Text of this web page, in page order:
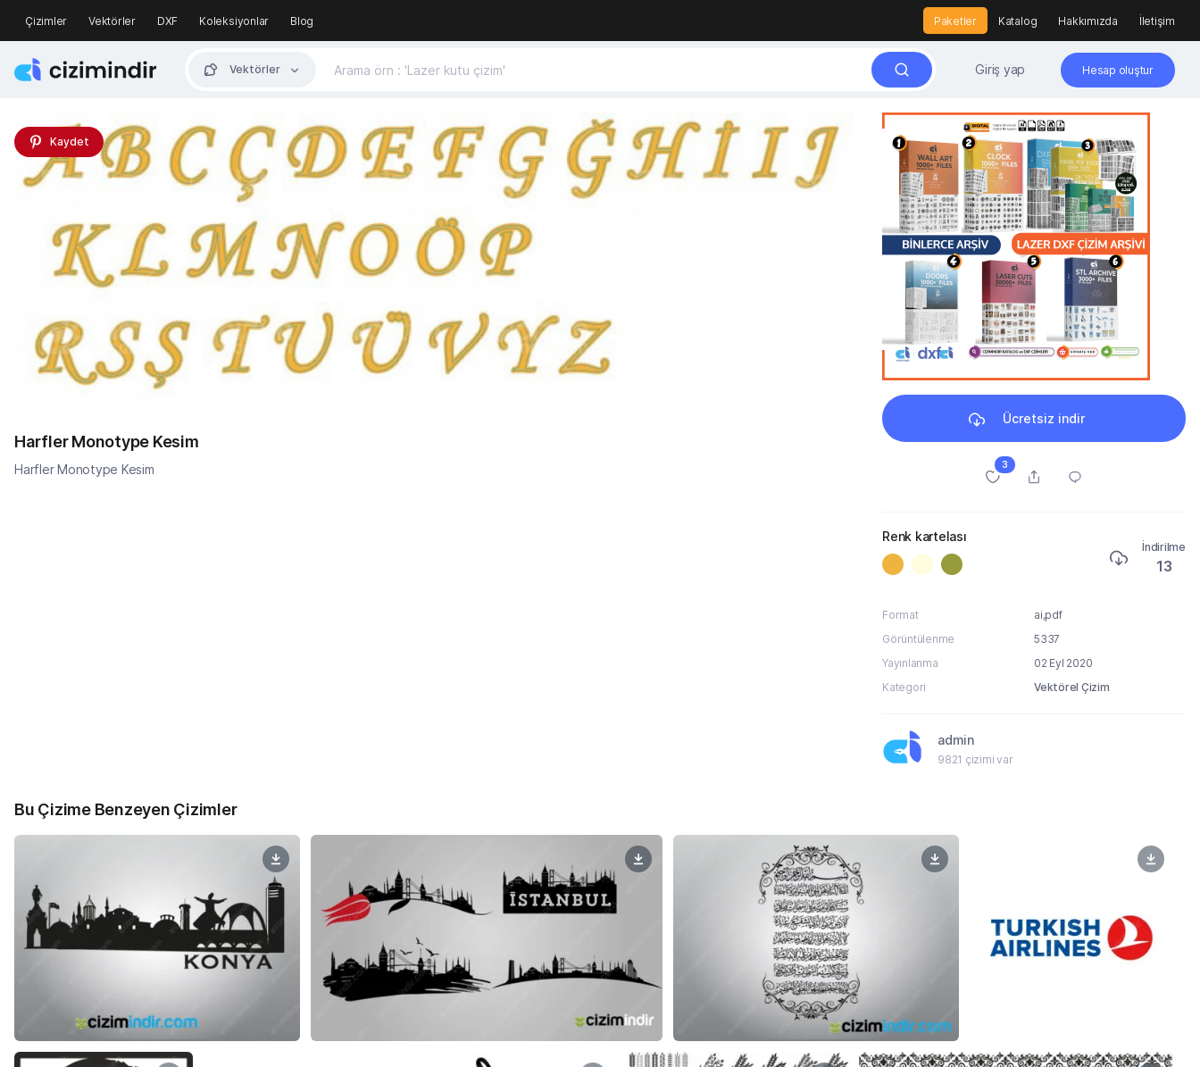
Çizimler Vektörler DXF Koleksiyonlar Blog Paketler Katalog Hakkımızda İletişim
Vektörler Giriş yap Hesap oluştur
Kaydet
Harfler Monotype Kesim
Harfler Monotype Kesim
Ücretsiz indir
3
Renk kartelası
İndirilme
13
Format
ai,pdf
Görüntülenme
5337
Yayınlanma
02 Eyl 2020
Kategori
Vektörel Çizim
admin
9821 çizimi var
Bu Çizime Benzeyen Çizimler